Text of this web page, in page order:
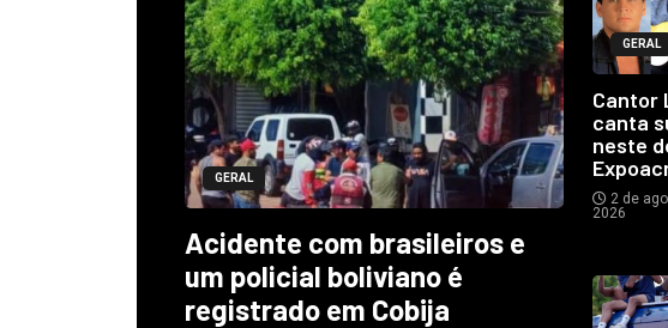
GERAL
Acidente com brasileiros e
um policial boliviano é
registrado em Cobija
GERAL
Cantor
canta
neste
2 de
2026